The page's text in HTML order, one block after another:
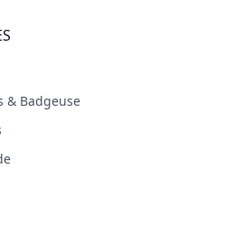
& Badgeuse